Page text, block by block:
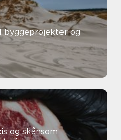
byggeprojekter og